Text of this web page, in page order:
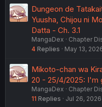
Dungeon de
Yuusha, Chijou ni
Datta - Ch. 3.1
MangaDex
Chapter
4 Replies May 13,
Mikoto-chan wa
20 - 25/4/2025: I'm
MangaDex
Chapter
11 Replies Jul 26, 2026